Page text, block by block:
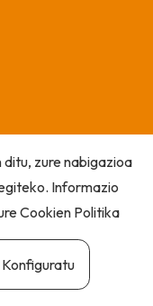
zure nabigazioa
Informazio
Cookien Politika
Konfiguratu